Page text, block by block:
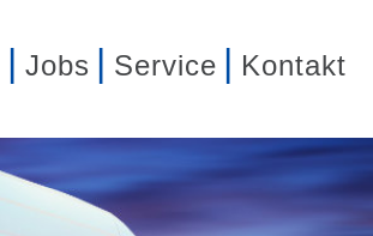
Jobs Service Kontakt